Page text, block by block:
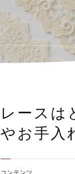
レースは
やお手入
コンテンツ